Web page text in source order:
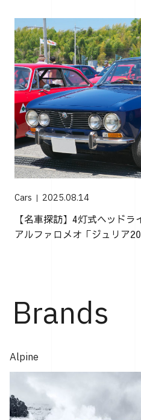
Cars 2025.08.14
【名車探訪】4灯式ヘッド
アルファロメオ「ジュリア
Brands
Alpine